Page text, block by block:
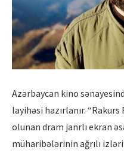
Azərbaycan kino
layihəsi hazırlanır.
olunan dram janrlı ekran
müharibələrinin ağrılı izləri